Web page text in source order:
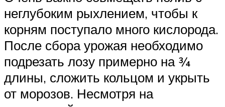
неглубоким рыхлением, чтобы к
корням поступало много кислорода.
После сбора урожая необходимо
подрезать лозу примерно на ¾
длины, сложить кольцом и укрыть
от морозов. Несмотря на